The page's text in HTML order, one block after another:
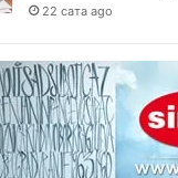
22 сата ago